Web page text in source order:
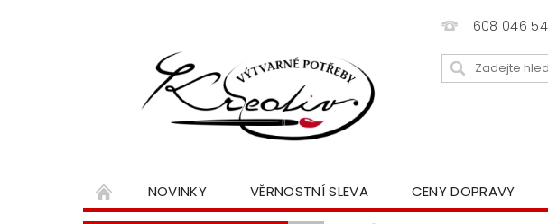
608 046
NOVINKY VĚRNOSTNÍ SLEVA CENY DOPRAVY